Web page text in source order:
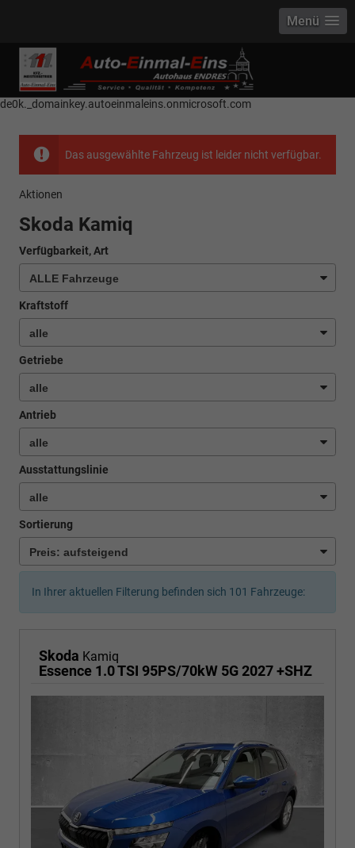
------------ Host Name : selector1._domainkey Points to address or value:
selector1-aee-de0k._domainkey.autoeinmaleins.onmicrosoft.com Host
Name : selector2._domainkey Points to address or value: selector2-aee-
de0k._domainkey.autoeinmaleins.onmicrosoft.com
Menü
Das ausgewählte Fahrzeug ist leider nicht verfügbar.
Aktionen
Skoda Kamiq
Verfügbarkeit, Art
Kraftstoff
Getriebe
Antrieb
Ausstattungslinie
Sortierung
In Ihrer aktuellen Filterung befinden sich 101 Fahrzeuge:
Skoda Kamiq
Essence 1.0 TSI 95PS/70kW 5G 2027 +SHZ